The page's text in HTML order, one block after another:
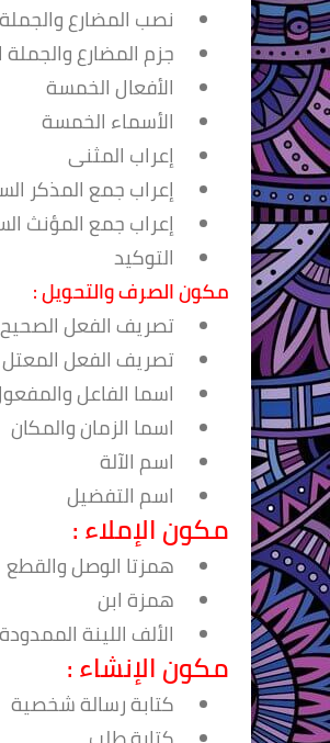
نصب المضارع
جزم المضارع
الأفعال الخمسة
الأسماء الخمسة
إعراب المثنى
إعراب جمع المذكر
إعراب جمع المؤنث
التوكيد
مكون الصرف والتحويل :
تصريف الفعل الصحيح
تصريف الفعل المعتل
اسما الفاعل
اسما الزمان والمكان
اسم الآلة
اسم التفضيل
مكون الإملاء :
همزتا الوصل والقطع
همزة ابن
الألف اللينة
مكون الإنشاء :
كتابة رسالة شخصية